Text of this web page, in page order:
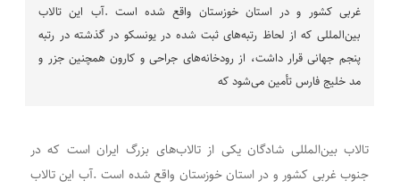
غربی کشور و در استان خوزستان واقع شده است .آب این تالاب
بین‌المللی که از لحاظ رتبه‌های ثبت شده در یونسکو در گذشته در رتبه
پنجم جهانی قرار داشت، از رودخانه‌های جراحی و کارون همچنین جزر و
مد خلیج فارس تأمین می‌شود که
تالاب بین‌المللی شادگان یکی از تالاب‌های بزرگ ایران است که در
جنوب غربی کشور و در استان خوزستان واقع شده است .آب این تالاب